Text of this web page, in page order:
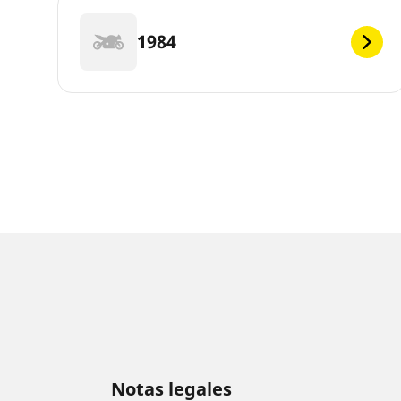
1984
Notas legales